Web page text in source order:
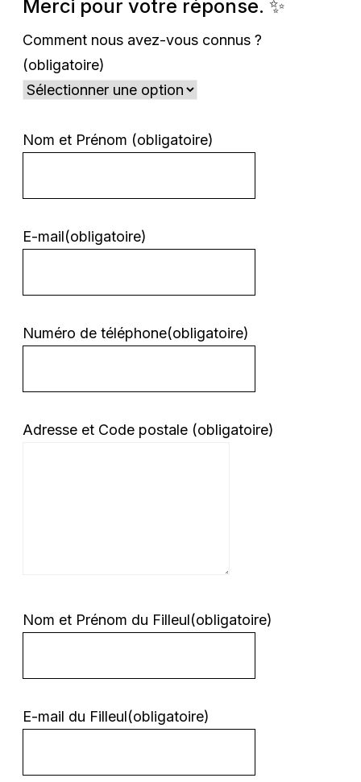
Merci pour votre réponse. ✨
Comment nous avez-vous connus ?
(obligatoire)
Nom et Prénom (obligatoire)
E-mail(obligatoire)
Numéro de téléphone(obligatoire)
Adresse et Code postale (obligatoire)
Nom et Prénom du Filleul(obligatoire)
E-mail du Filleul(obligatoire)